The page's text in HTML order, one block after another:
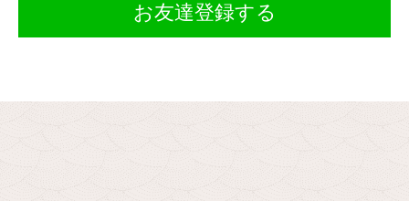
お友達登録する